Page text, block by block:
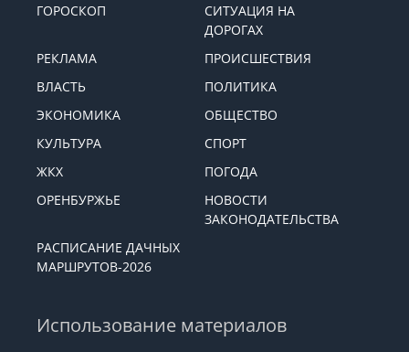
ГОРОСКОП
СИТУАЦИЯ НА
ДОРОГАХ
РЕКЛАМА
ПРОИСШЕСТВИЯ
ВЛАСТЬ
ПОЛИТИКА
ЭКОНОМИКА
ОБЩЕСТВО
КУЛЬТУРА
СПОРТ
ЖКХ
ПОГОДА
ОРЕНБУРЖЬЕ
НОВОСТИ
ЗАКОНОДАТЕЛЬСТВА
РАСПИСАНИЕ ДАЧНЫХ
МАРШРУТОВ-2026
Использование материалов